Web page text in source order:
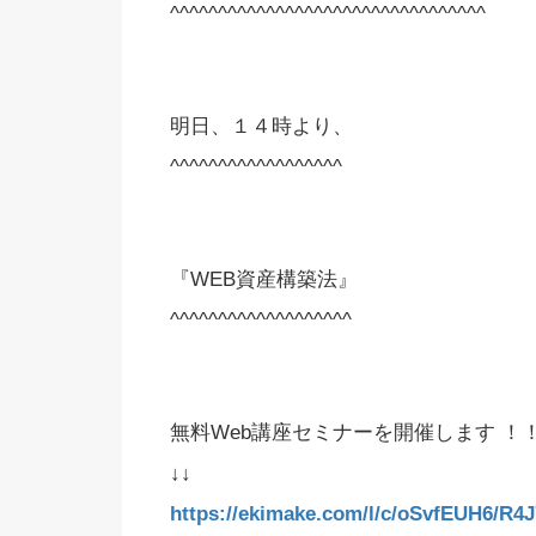
^^^^^^^^^^^^^^^^^^^^^^^^^^^^^^^^^
明日、１４時より、
^^^^^^^^^^^^^^^^^^
『WEB資産構築法』
^^^^^^^^^^^^^^^^^^^
無料Web講座セミナーを開催します ！
↓↓
https://ekimake.com/l/c/oSvfEUH6/